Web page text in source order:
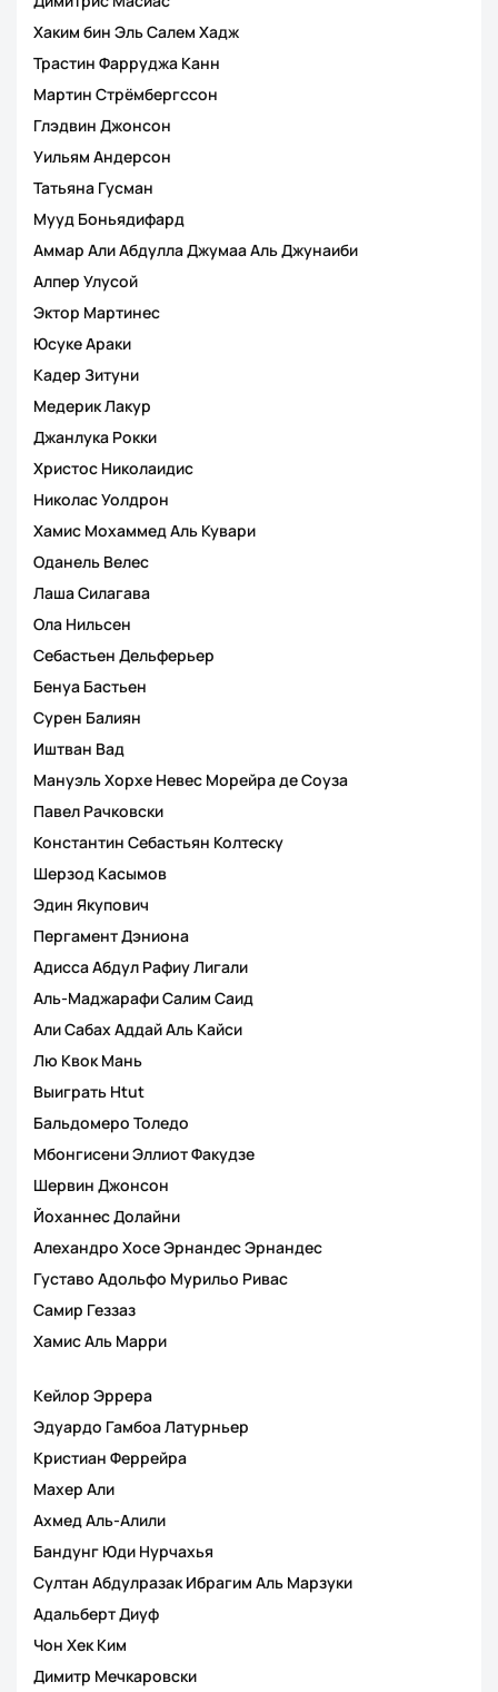
Хаким бин Эль Салем Хадж
Трастин Фарруджа Канн
Мартин Стрёмбергссон
Глэдвин Джонсон
Уильям Андерсон
Татьяна Гусман
Мууд Боньядифард
Аммар Али Абдулла Джумаа Аль Джунаиби
Алпер Улусой
Эктор Мартинес
Юсуке Араки
Кадер Зитуни
Медерик Лакур
Джанлука Рокки
Христос Николаидис
Николас Уолдрон
Хамис Мохаммед Аль Кувари
Оданель Велес
Лаша Силагава
Ола Нильсен
Себастьен Дельферьер
Бенуа Бастьен
Сурен Балиян
Иштван Вад
Мануэль Хорхе Невес Морейра де Соуза
Павел Рачковски
Константин Себастьян Колтеску
Шерзод Касымов
Эдин Якупович
Пергамент Дэниона
Адисса Абдул Рафиу Лигали
Аль-Маджарафи Салим Саид
Али Сабах Аддай Аль Кайси
Лю Квок Мань
Выиграть Htut
Бальдомеро Толедо
Мбонгисени Эллиот Факудзе
Шервин Джонсон
Йоханнес Долайни
Алехандро Хосе Эрнандес Эрнандес
Густаво Адольфо Мурильо Ривас
Самир Геззаз
Хамис Аль Марри
Кейлор Эррера
Эдуардо Гамбоа Латурньер
Кристиан Феррейра
Махер Али
Ахмед Аль-Алили
Бандунг Юди Нурчахья
Султан Абдулразак Ибрагим Аль Марзуки
Адальберт Диуф
Чон Хек Ким
Димитр Мечкаровски